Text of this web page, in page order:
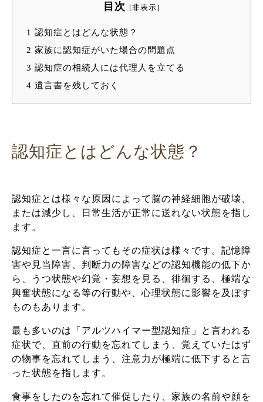
目次 [非表示]
1 認知症とはどんな状態？
2 家族に認知症がいた場合の問題点
3 認知症の相続人には代理人を立てる
4 遺言書を残しておく
認知症とはどんな状態？
認知症とは様々な原因によって脳の神経細胞が破壊、
または減少し、日常生活が正常に送れない状態を指し
ます。
認知症と一言に言ってもその症状は様々です。記憶障
害や見当障害、判断力の障害などの認知機能の低下か
ら、うつ状態や幻覚・妄想を見る、徘徊する、極端な
興奮状態になる等の行動や、心理状態に影響を及ぼす
ものもあります。
最も多いのは「アルツハイマー型認知症」と言われる
症状で、直前の行動を忘れてしまう、覚えていたはず
の物事を忘れてしまう、注意力が極端に低下すると言
った状態を指します。
食事をしたのを忘れて催促したり、家族の名前や顔を